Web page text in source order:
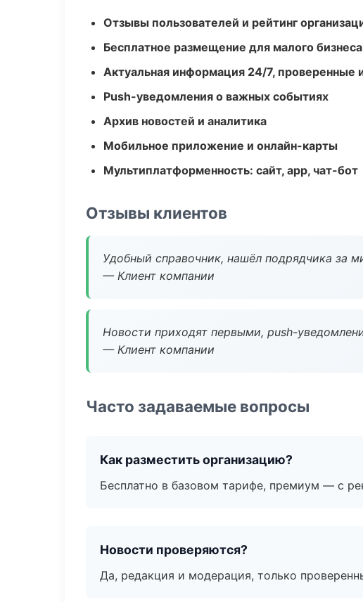
Отзывы пользователей и рейтинг
Бесплатное размещение для малого бизнеса
Актуальная информация 24/7, проверенные
Push-уведомления о важных событиях
Архив новостей и аналитика
Мобильное приложение и онлайн-карты
Мультиплатформенность: сайт, app, чат-бот
Отзывы клиентов
Удобный справочник, нашёл подрядчика за
— Клиент компании
Новости приходят первыми, push-
— Клиент компании
Часто задаваемые вопросы
Как разместить организацию?
Бесплатно в базовом тарифе, премиум — с
Новости проверяются?
Да, редакция и модерация, только